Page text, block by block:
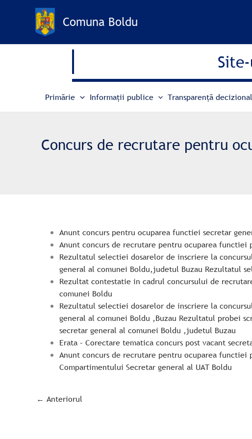
Comuna Boldu
Primărie Informații publice Transparență
Concurs de recrutare pentru
Anunt concurs pentru ocuparea functiei secretar
Anunt concurs de recrutare pentru ocuparea functiei
Rezultatul selectiei dosarelor de inscriere la
general al comunei Boldu,judetul Buzau Rezultatul
Rezultat contestatie in cadrul concursului de
comunei Boldu
Rezultatul selectiei dosarelor de inscriere la
general al comunei Boldu ,Buzau Rezultatul probei
secretar general al comunei Boldu ,judetul Buzau
Erata – Corectare tematica concurs post vacant
Anunt concurs de recrutare pentru ocuparea functiei
Compartimentului Secretar general al UAT Boldu
← Anteriorul